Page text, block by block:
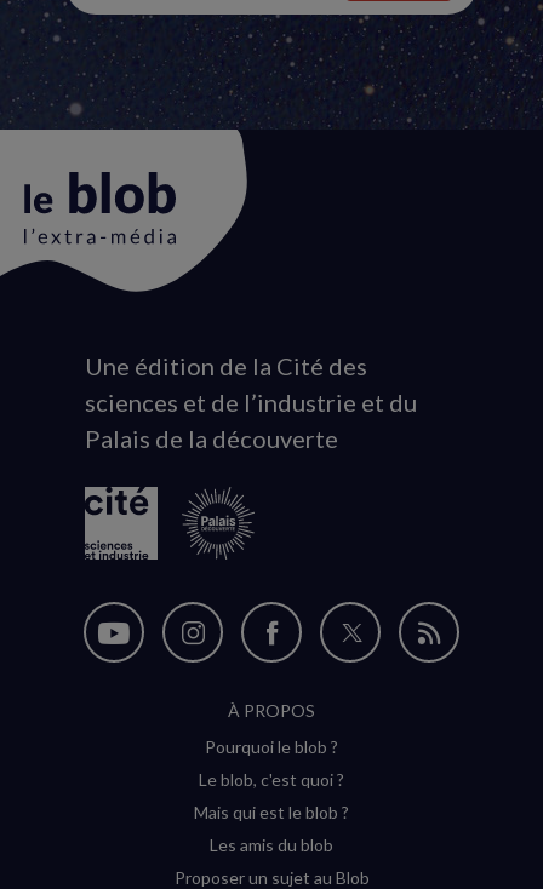
Animation
du
logo
Une édition de la Cité des
sciences et de l’industrie et du
Palais de la découverte
Nous
Nous
Instagram
(nouvelle
Nous
sur
Facebook
(nouvelle
Nous
Flux
À PROPOS
Pourquoi le blob ?
Le blob, c'est quoi ?
Mais qui est le blob ?
Les amis du blob
Proposer un sujet au Blob